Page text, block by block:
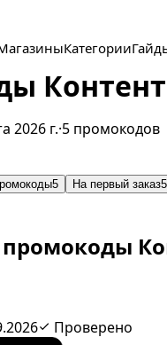
Категории
2026 г.·5 промокодов
5 На первый заказ5
Проверено